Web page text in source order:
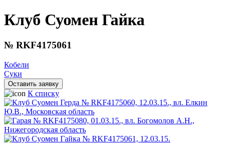
Клуб Суомен Гайка
№ RKF4175061
Кобели
Суки
Оставить заявку
К списку